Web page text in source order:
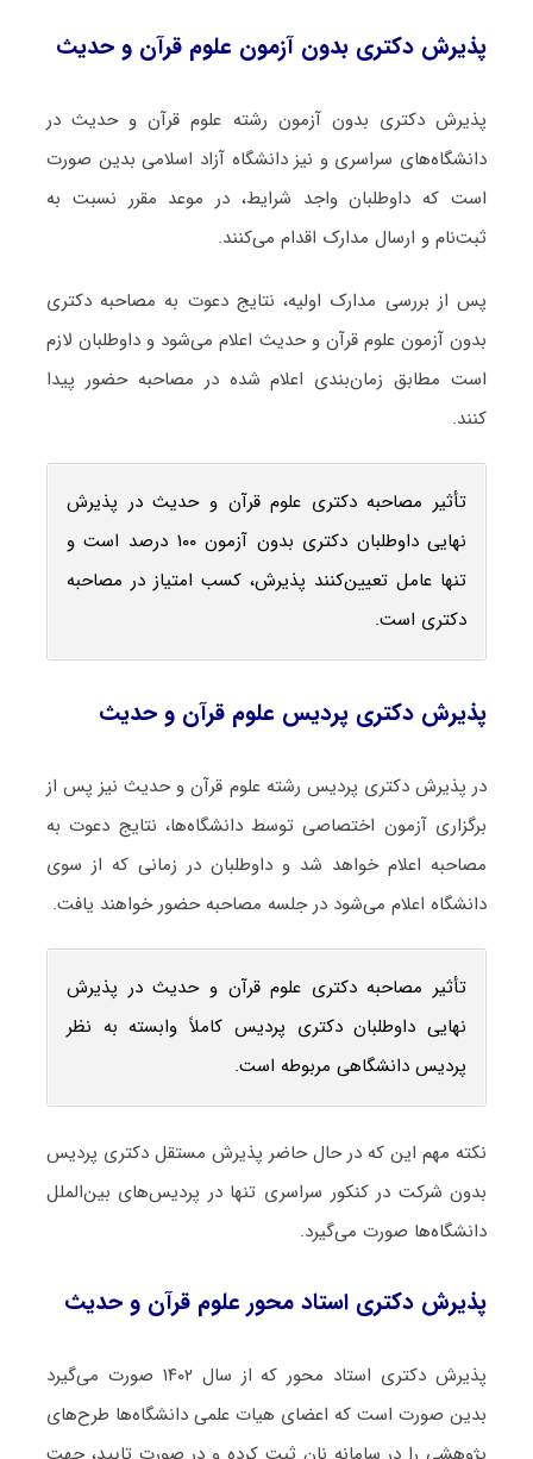
پذیرش دکتری بدون آزمون علوم قرآن و حدیث
پذیرش دکتری بدون آزمون رشته علوم قرآن و حدیث در
دانشگاه‌های سراسری و نیز دانشگاه آزاد اسلامی بدین صورت
است که داوطلبان واجد شرایط، در موعد مقرر نسبت به
ثبت‌نام و ارسال مدارک اقدام می‌کنند.
پس از بررسی مدارک اولیه، نتایج دعوت به مصاحبه دکتری
بدون آزمون علوم قرآن و حدیث اعلام می‌شود و داوطلبان لازم
است مطابق زمان‌بندی اعلام‌ شده در مصاحبه حضور پیدا
کنند.
تأثیر مصاحبه دکتری علوم قرآن و حدیث در پذیرش
نهایی داوطلبان دکتری بدون آزمون ۱۰۰ درصد است و
تنها عامل تعیین‌کنند پذیرش، کسب امتیاز در مصاحبه
دکتری است.
پذیرش دکتری پردیس علوم قرآن و حدیث
در پذیرش دکتری پردیس رشته علوم قرآن و حدیث نیز پس از
برگزاری آزمون اختصاصی توسط دانشگاه‌ها، نتایج دعوت به
مصاحبه اعلام خواهد شد و داوطلبان در زمانی که از سوی
دانشگاه اعلام می‌شود در جلسه مصاحبه حضور خواهند یافت.
تأثیر مصاحبه دکتری علوم قرآن و حدیث در پذیرش
نهایی داوطلبان دکتری پردیس کاملاً وابسته به نظر
پردیس دانشگاهی مربوطه است.
نکته مهم این که در حال حاضر پذیرش مستقل دکتری پردیس
بدون شرکت در کنکور سراسری تنها در پردیس‌های بین‌الملل
دانشگاه‌ها صورت می‌گیرد.
پذیرش دکتری استاد محور علوم قرآن و حدیث
پذیرش دکتری استاد محور که از سال ۱۴۰۲ صورت می‌گیرد
بدین صورت است که اعضای هیات علمی دانشگاه‌ها طرح‌های